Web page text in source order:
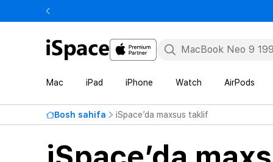
Mac iPad iPhone Watch AirPods
Bosh sahifa iSpace’da maxsus taklif